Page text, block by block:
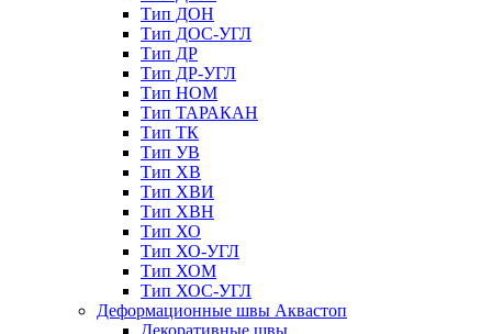
Тип ДОН
Тип ДОС-УГЛ
Тип ДР
Тип ДР-УГЛ
Тип НОМ
Тип ТАРАКАН
Тип ТК
Тип УВ
Тип ХВ
Тип ХВИ
Тип ХВН
Тип ХО
Тип ХО-УГЛ
Тип ХОМ
Тип ХОС-УГЛ
Деформационные швы Аквастоп
Декоративные швы